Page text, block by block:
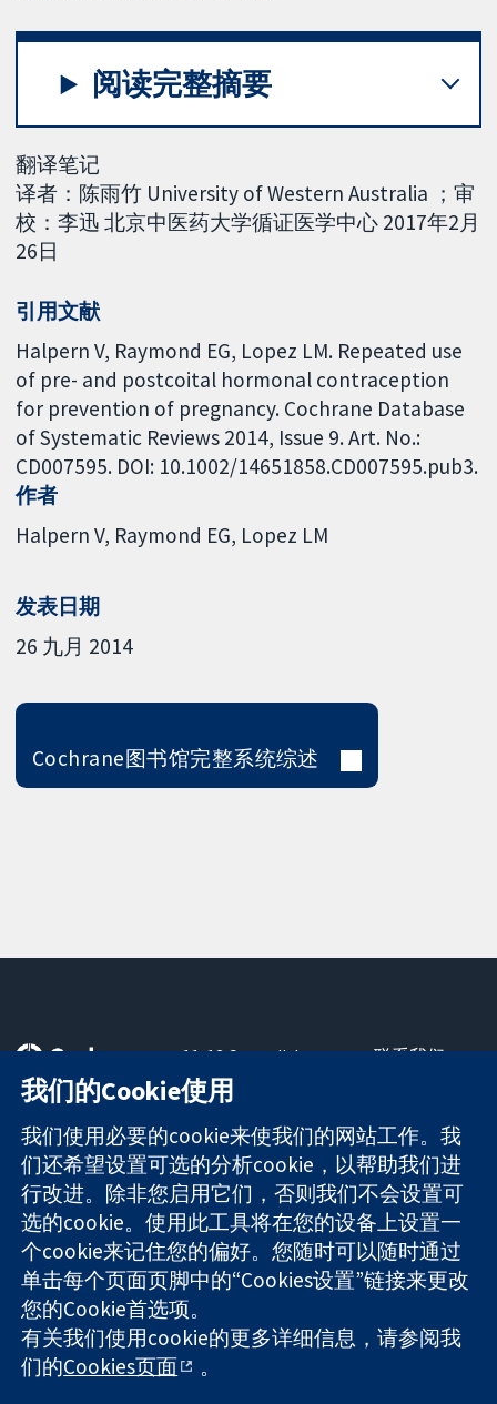
阅读完整摘要
翻译笔记
译者：陈雨竹 University of Western Australia ；审
校：李迅 北京中医药大学循证医学中心 2017年2月
26日
引用文献
Halpern V, Raymond EG, Lopez LM. Repeated use
of pre- and postcoital hormonal contraception
for prevention of pregnancy. Cochrane Database
of Systematic Reviews 2014, Issue 9. Art. No.:
CD007595. DOI: 10.1002/14651858.CD007595.pub3.
作者
Halpern V Raymond EG Lopez LM
发表日期
26 九月 2014
Cochrane图书馆完整系统综述
可信任的证据
知情决定
更完善的医疗健
康
11-13 Cavendish
Square
London
W1G 0AN
United Kingdom
联系我们
关于我们
工作机会
Cochrane
Library
The Cochrane Collaboration is a charity (no. 1045921) and a
company limited by guarantee (no. 03044323) registered in
England & Wales. VAT registration number GB 718 2127 49.
版权所有：© 2026 Cochrane协作网
我们的Cookie使用
我们使用必要的cookie来使我们的网站工作。我
们还希望设置可选的分析cookie，以帮助我们进
行改进。除非您启用它们，否则我们不会设置可
选的cookie。使用此工具将在您的设备上设置一
个cookie来记住您的偏好。您随时可以随时通过
单击每个页面页脚中的“Cookies设置”链接来更改
您的Cookie首选项。
有关我们使用cookie的更多详细信息，请参阅我
们的Cookies页面 。